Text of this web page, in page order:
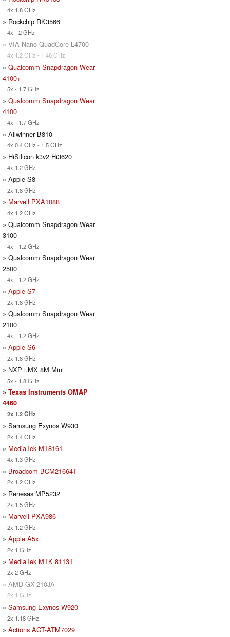
4x 1.8 GHz
» Rockchip RK3566
4x - 2 GHz
» VIA Nano QuadCore L4700
4x 1.2 GHz - 1.46 GHz
» Qualcomm Snapdragon Wear
4100+
5x - 1.7 GHz
» Qualcomm Snapdragon Wear
4100
4x - 1.7 GHz
» Allwinner B810
4x 0.4 GHz - 1.5 GHz
» HiSilicon k3v2 Hi3620
4x 1.2 GHz
» Apple S8
2x 1.8 GHz
» Marvell PXA1088
4x 1.2 GHz
» Qualcomm Snapdragon Wear
3100
4x - 1.2 GHz
» Qualcomm Snapdragon Wear
2500
4x - 1.2 GHz
» Apple S7
2x 1.8 GHz
» Qualcomm Snapdragon Wear
2100
4x - 1.2 GHz
» Apple S6
2x 1.8 GHz
» NXP i.MX 8M Mini
5x - 1.8 GHz
» Texas Instruments OMAP
4460
2x 1.2 GHz
» Samsung Exynos W930
2x 1.4 GHz
» MediaTek MT8161
4x 1.3 GHz
» Broadcom BCM21664T
2x 1.2 GHz
» Renesas MP5232
2x 1.5 GHz
» Marvell PXA986
2x 1.2 GHz
» Apple A5x
2x 1 GHz
» MediaTek MTK 8113T
2x 2 GHz
» AMD GX-210JA
2x 1 GHz
» Samsung Exynos W920
2x 1.18 GHz
» Actions ACT-ATM7029